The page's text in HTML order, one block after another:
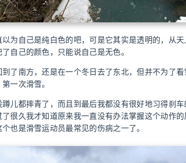
以为自己是纯白色的吧，可是它其实是透明的，从
自己的颜色，只能说自己是无色。
到了南方，还是在一个冬日去了东北，但并不为了
一次滑雪。
蹲儿都摔青了，而且到最后我都没有很好地习得刹
了很久我才知道原来我一直没有办法掌握这个动作
也是滑雪运动员最常见的伤病之一了。